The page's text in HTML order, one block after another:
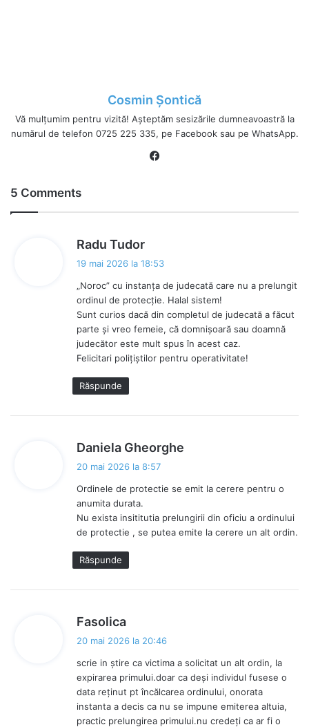
Cosmin Șontică
Vă mulțumim pentru vizită! Așteptăm sesizările dumneavoastră la
numărul de telefon 0725 225 335, pe Facebook sau pe WhatsApp.
5 Comments
Radu Tudor
n
e
:
19 mai 2026 la 18:53
„Noroc” cu instanța de judecată care nu a prelungit
ordinul de protecție. Halal sistem!
Sunt curios dacă din completul de judecată a făcut
parte și vreo femeie, că domnișoară sau doamnă
judecător este mult spus în acest caz.
Felicitari polițiștilor pentru operativitate!
Răspunde
Daniela Gheorghe
n
:
20 mai 2026 la 8:57
Ordinele de protectie se emit la cerere pentru o
anumita durata.
Nu exista insititutia prelungirii din oficiu a ordinului
de protectie , se putea emite la cerere un alt ordin.
Răspunde
Fasolica
n
e
20 mai 2026 la 20:46
scrie in știre ca victima a solicitat un alt ordin, la
expirarea primului.doar ca deși individul fusese o
data reținut pt încălcarea ordinului, onorata
instanta a decis ca nu se impune emiterea altuia,
practic prelungirea primului.nu credeți ca ar fi o